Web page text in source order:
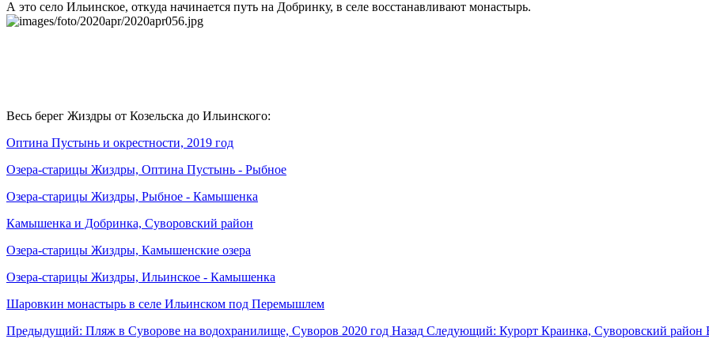
А это село Ильинское, откуда начинается путь на Добринку, в селе восстанавливают монастырь.
Весь берег Жиздры от Козельска до Ильинского:
Оптина Пустынь и окрестности, 2019 год
Озера-старицы Жиздры, Оптина Пустынь - Рыбное
Озера-старицы Жиздры, Рыбное - Камышенка
Камышенка и Добринка, Суворовский район
Озера-старицы Жиздры, Камышенские озера
Озера-старицы Жиздры, Ильинское - Камышенка
Шаровкин монастырь в селе Ильинском под Перемышлем
Предыдущий: Пляж в Суворове на водохранилище, Суворов 2020 год Назад Следующий: Курорт Краинка, Суворовский район